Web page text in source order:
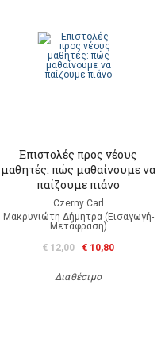
Επιστολές προς νέους
μαθητές: πώς μαθαίνουμε να
παίζουμε πιάνο
Czerny Carl
Μακρυνιώτη Δήμητρα (Εισαγωγή-
Μετάφραση)
€ 12,00
€ 10,80
Διαθέσιμο